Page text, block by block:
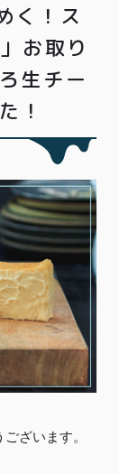
会員様限定
レット商品
¥3,999
く！ス
お取り
生チー
！
ざいます。